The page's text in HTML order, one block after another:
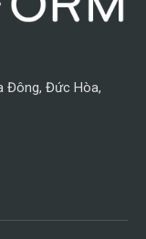
Đông, Đức Hòa,